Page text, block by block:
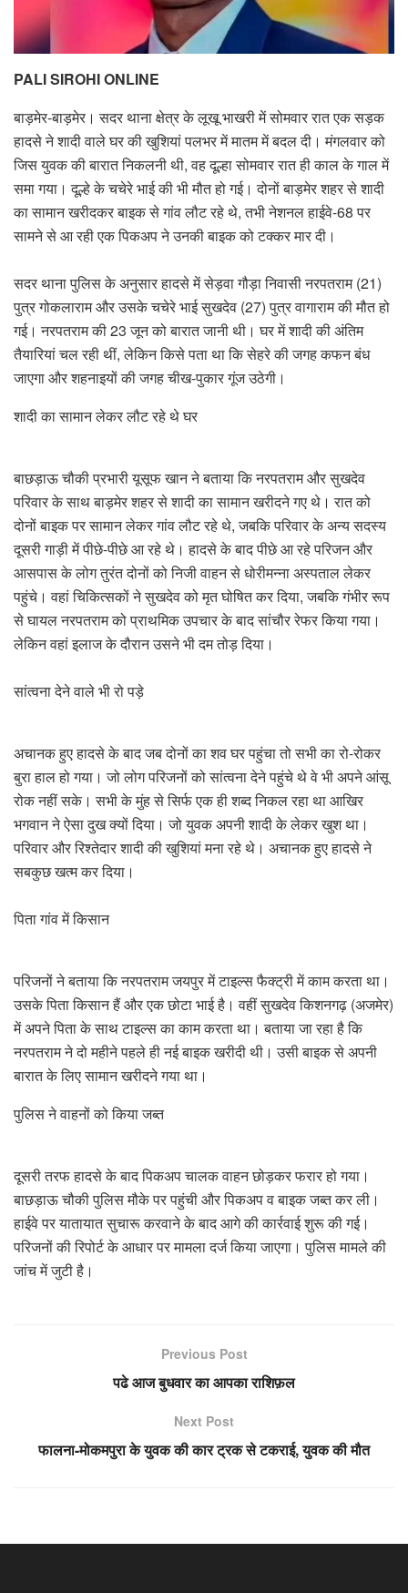
PALI SIROHI ONLINE
बाड़मेर-बाड़मेर। सदर थाना क्षेत्र के लूखू भाखरी में सोमवार रात एक सड़क
हादसे ने शादी वाले घर की खुशियां पलभर में मातम में बदल दी। मंगलवार को
जिस युवक की बारात निकलनी थी, वह दूल्हा सोमवार रात ही काल के गाल में
समा गया। दूल्हे के चचेरे भाई की भी मौत हो गई। दोनों बाड़मेर शहर से शादी
का सामान खरीदकर बाइक से गांव लौट रहे थे, तभी नेशनल हाईवे-68 पर
सामने से आ रही एक पिकअप ने उनकी बाइक को टक्कर मार दी।
सदर थाना पुलिस के अनुसार हादसे में सेड़वा गौड़ा निवासी नरपतराम (21)
पुत्र गोकलाराम और उसके चचेरे भाई सुखदेव (27) पुत्र वागाराम की मौत हो
गई। नरपतराम की 23 जून को बारात जानी थी। घर में शादी की अंतिम
तैयारियां चल रही थीं, लेकिन किसे पता था कि सेहरे की जगह कफन बंध
जाएगा और शहनाइयों की जगह चीख-पुकार गूंज उठेगी।
शादी का सामान लेकर लौट रहे थे घर
बाछड़ाऊ चौकी प्रभारी यूसूफ खान ने बताया कि नरपतराम और सुखदेव
परिवार के साथ बाड़मेर शहर से शादी का सामान खरीदने गए थे। रात को
दोनों बाइक पर सामान लेकर गांव लौट रहे थे, जबकि परिवार के अन्य सदस्य
दूसरी गाड़ी में पीछे-पीछे आ रहे थे। हादसे के बाद पीछे आ रहे परिजन और
आसपास के लोग तुरंत दोनों को निजी वाहन से धोरीमन्ना अस्पताल लेकर
पहुंचे। वहां चिकित्सकों ने सुखदेव को मृत घोषित कर दिया, जबकि गंभीर रूप
से घायल नरपतराम को प्राथमिक उपचार के बाद सांचौर रेफर किया गया।
लेकिन वहां इलाज के दौरान उसने भी दम तोड़ दिया।
सांत्वना देने वाले भी रो पड़े
अचानक हुए हादसे के बाद जब दोनों का शव घर पहुंचा तो सभी का रो-रोकर
बुरा हाल हो गया। जो लोग परिजनों को सांत्वना देने पहुंचे थे वे भी अपने आंसू
रोक नहीं सके। सभी के मुंह से सिर्फ एक ही शब्द निकल रहा था आखिर
भगवान ने ऐसा दुख क्यों दिया। जो युवक अपनी शादी के लेकर खुश था।
परिवार और रिश्तेदार शादी की खुशियां मना रहे थे। अचानक हुए हादसे ने
सबकुछ खत्म कर दिया।
पिता गांव में किसान
परिजनों ने बताया कि नरपतराम जयपुर में टाइल्स फैक्ट्री में काम करता था।
उसके पिता किसान हैं और एक छोटा भाई है। वहीं सुखदेव किशनगढ़ (अजमेर)
में अपने पिता के साथ टाइल्स का काम करता था। बताया जा रहा है कि
नरपतराम ने दो महीने पहले ही नई बाइक खरीदी थी। उसी बाइक से अपनी
बारात के लिए सामान खरीदने गया था।
पुलिस ने वाहनों को किया जब्त
दूसरी तरफ हादसे के बाद पिकअप चालक वाहन छोड़कर फरार हो गया।
बाछड़ाऊ चौकी पुलिस मौके पर पहुंची और पिकअप व बाइक जब्त कर ली।
हाईवे पर यातायात सुचारू करवाने के बाद आगे की कार्रवाई शुरू की गई।
परिजनों की रिपोर्ट के आधार पर मामला दर्ज किया जाएगा। पुलिस मामले की
जांच में जुटी है।
Previous Post
पढे आज बुधवार का आपका राशिफ़ल
Next Post
फालना-मोकमपुरा के युवक की कार ट्रक से टकराई, युवक की मौत